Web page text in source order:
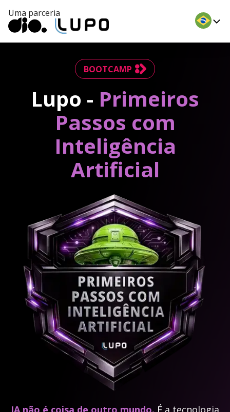
Uma parceria
BOOTCAMP
Lupo - Primeiros
Passos com
Inteligência
Artificial
IA não é coisa de outro mundo. É a tecnologia